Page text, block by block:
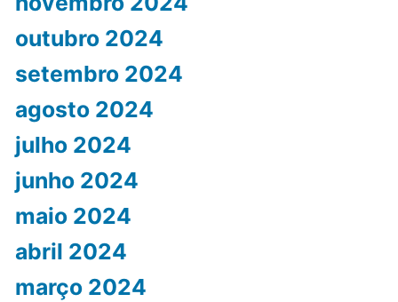
outubro 2024
setembro 2024
agosto 2024
julho 2024
junho 2024
maio 2024
abril 2024
março 2024